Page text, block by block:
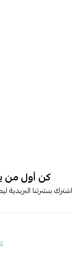
كن أول من
اشترك بنشرتنا